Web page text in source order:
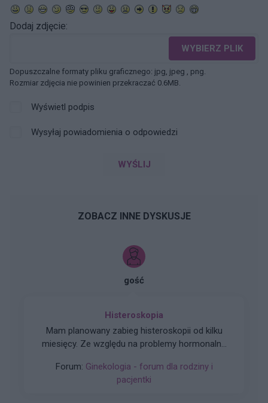
Dodaj zdjęcie:
WYBIERZ PLIK
Dopuszczalne formaty pliku graficznego: jpg, jpeg , png.
Rozmiar zdjęcia nie powinien przekraczać 0.6MB.
Wyświetl podpis
Wysyłaj powiadomienia o odpowiedzi
WYŚLIJ
ZOBACZ INNE DYSKUSJE
gość
Histeroskopia
Mam planowany zabieg histeroskopii od kilku
miesięcy. Ze względu na problemy hormonalne
mam zabieg a pojawiła mi się miesiączka. Czy
podczas lekkich plamień na początku cyklu
Forum: Ginekologia - forum dla rodziny i
pacjentki